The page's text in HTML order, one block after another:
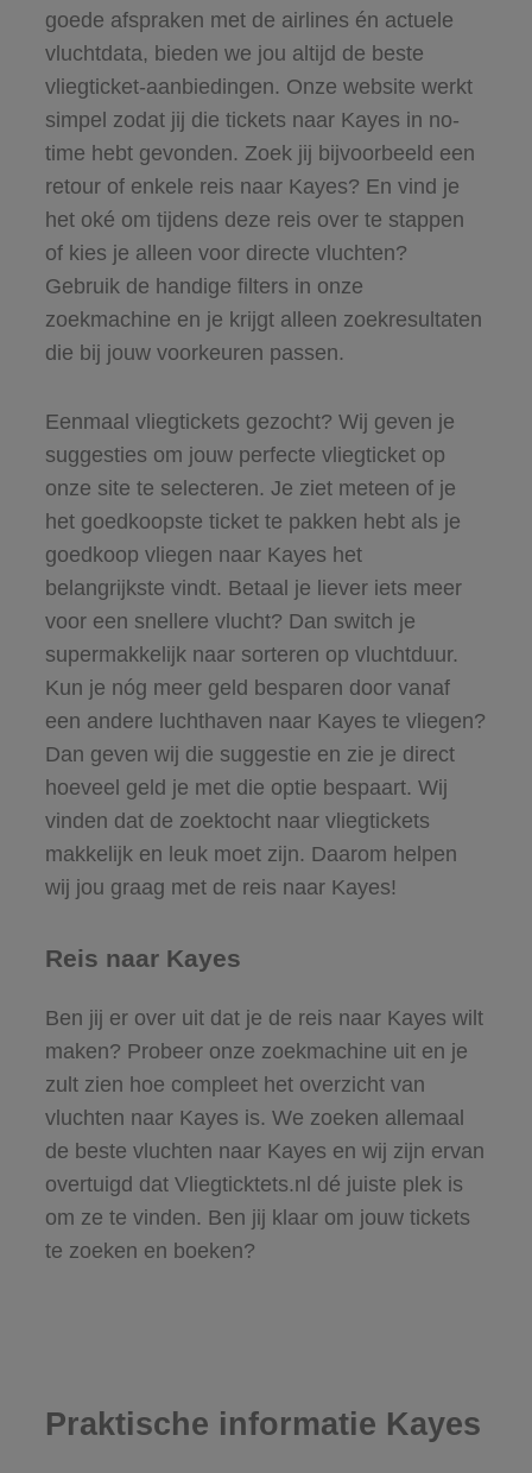
goede afspraken met de airlines én actuele
vluchtdata, bieden we jou altijd de beste
vliegticket-aanbiedingen. Onze website werkt
simpel zodat jij die tickets naar Kayes in no-
time hebt gevonden. Zoek jij bijvoorbeeld een
retour of enkele reis naar Kayes? En vind je
het oké om tijdens deze reis over te stappen
of kies je alleen voor directe vluchten?
Gebruik de handige filters in onze
zoekmachine en je krijgt alleen zoekresultaten
die bij jouw voorkeuren passen.
Eenmaal vliegtickets gezocht? Wij geven je
suggesties om jouw perfecte vliegticket op
onze site te selecteren. Je ziet meteen of je
het goedkoopste ticket te pakken hebt als je
goedkoop vliegen naar Kayes het
belangrijkste vindt. Betaal je liever iets meer
voor een snellere vlucht? Dan switch je
supermakkelijk naar sorteren op vluchtduur.
Kun je nóg meer geld besparen door vanaf
een andere luchthaven naar Kayes te vliegen?
Dan geven wij die suggestie en zie je direct
hoeveel geld je met die optie bespaart. Wij
vinden dat de zoektocht naar vliegtickets
makkelijk en leuk moet zijn. Daarom helpen
wij jou graag met de reis naar Kayes!
Reis naar Kayes
Ben jij er over uit dat je de reis naar Kayes wilt
maken? Probeer onze zoekmachine uit en je
zult zien hoe compleet het overzicht van
vluchten naar Kayes is. We zoeken allemaal
de beste vluchten naar Kayes en wij zijn ervan
overtuigd dat Vliegticktets.nl dé juiste plek is
om ze te vinden. Ben jij klaar om jouw tickets
te zoeken en boeken?
Praktische informatie Kayes